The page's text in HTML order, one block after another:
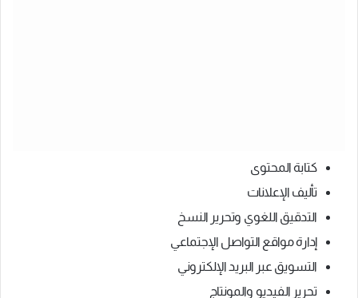
كتابة المحتوى
تأليف الإعلانات
التدقيق اللغوي وتحرير النسخ
إدارة مواقع التواصل الإجتماعي
التسويق عبر البريد الإلكتروني
تحرير الفيديو والمونتاج